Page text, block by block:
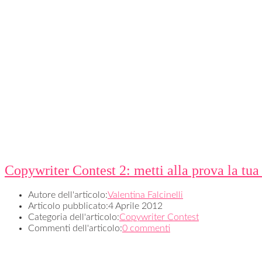
Copywriter Contest 2: metti alla prova la
Autore dell'articolo:Valentina Falcinelli
Articolo pubblicato:4 Aprile 2012
Categoria dell'articolo:Copywriter Contest
Commenti dell'articolo:0 commenti